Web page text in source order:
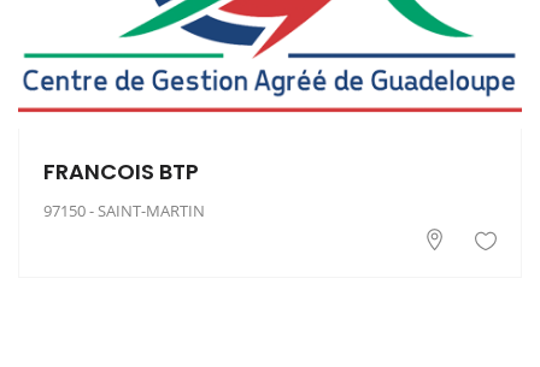
FRANCOIS BTP
97150 - SAINT-MARTIN